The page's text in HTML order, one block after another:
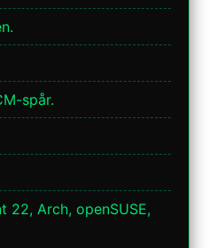
spår.
22, Arch, openSUSE,